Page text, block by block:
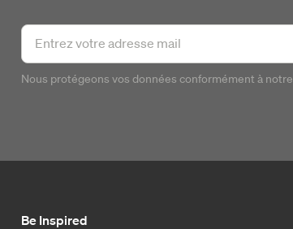
Nous protégeons vos données conformément à notre
Be Inspired